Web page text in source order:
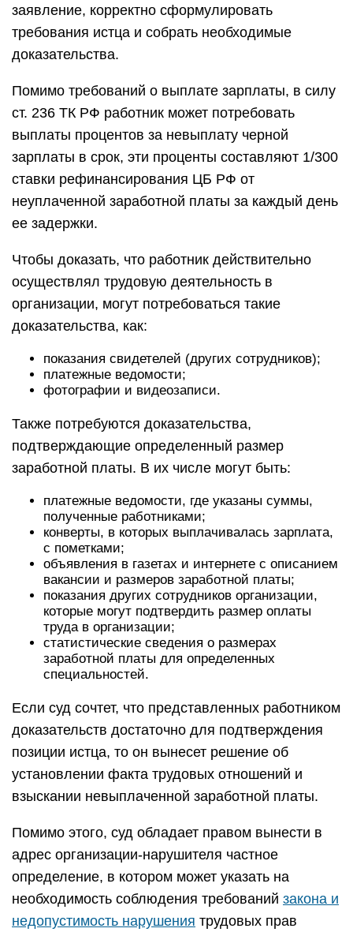
заявление, корректно сформулировать
требования истца и собрать необходимые
доказательства.
Помимо требований о выплате зарплаты, в силу
ст. 236 ТК РФ работник может потребовать
выплаты процентов за невыплату черной
зарплаты в срок, эти проценты составляют 1/300
ставки рефинансирования ЦБ РФ от
неуплаченной заработной платы за каждый день
ее задержки.
Чтобы доказать, что работник действительно
осуществлял трудовую деятельность в
организации, могут потребоваться такие
доказательства, как:
показания свидетелей (других сотрудников);
платежные ведомости;
фотографии и видеозаписи.
Также потребуются доказательства,
подтверждающие определенный размер
заработной платы. В их числе могут быть:
платежные ведомости, где указаны суммы,
полученные работниками;
конверты, в которых выплачивалась зарплата,
с пометками;
объявления в газетах и интернете с описанием
вакансии и размеров заработной платы;
показания других сотрудников организации,
которые могут подтвердить размер оплаты
труда в организации;
статистические сведения о размерах
заработной платы для определенных
специальностей.
Если суд сочтет, что представленных работником
доказательств достаточно для подтверждения
позиции истца, то он вынесет решение об
установлении факта трудовых отношений и
взыскании невыплаченной заработной платы.
Помимо этого, суд обладает правом вынести в
адрес организации-нарушителя частное
определение, в котором может указать на
необходимость соблюдения требований закона и
недопустимость нарушения трудовых прав